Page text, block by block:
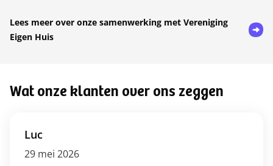
Lees meer over onze samenwerking met Vereniging
Eigen Huis
Wat onze klanten over ons zeggen
Luc
29 mei 2026